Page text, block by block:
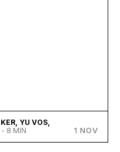
YU VOS,
- 8 MIN 1 NOV